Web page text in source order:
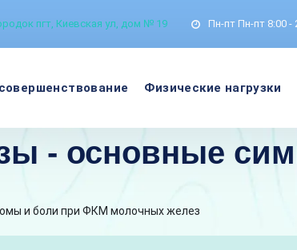
пгт, Киевская ул, дом № 19 Пн-пт Пн-пт 8:00 -
Физические нагрузки
- основные
и боли при ФКМ молочных желез